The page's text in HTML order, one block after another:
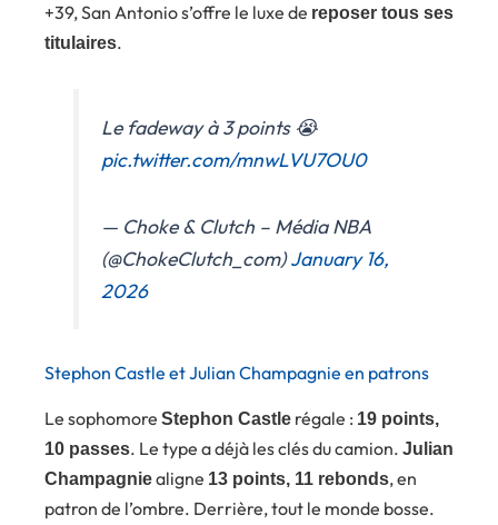
+39, San Antonio s’offre le luxe de reposer tous ses
titulaires.
Le fadeway à 3 points 😭
pic.twitter.com/mnwLVU7OU0
— Choke & Clutch – Média NBA
(@ChokeClutch_com)January 16,
2026
Stephon Castle et Julian Champagnie en patrons
Le sophomore Stephon Castle régale : 19 points,
10 passes. Le type a déjà les clés du camion. Julian
Champagniealigne 13 points, 11 rebonds, en
patron de l’ombre. Derrière, tout le monde bosse.